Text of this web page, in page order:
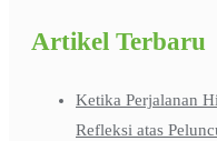
Artikel Terbaru
Ketika Perjalanan
Refleksi atas